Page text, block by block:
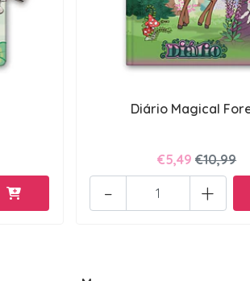
Diário Magical
€5,49 €10,99
+
-